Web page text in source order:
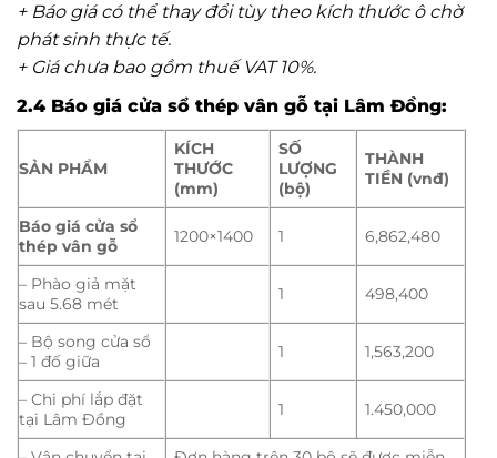
+ Báo giá có thể thay đổi tùy theo kích thước ô chờ
phát sinh thực tế.
+ Giá chưa bao gồm thuế VAT 10%.
2.4 Báo giá cửa sổ thép vân gỗ tại Lâm Đồng:
SẢN PHẨM
KÍCH
THƯỚC
(mm)
SỐ
LƯỢNG
(bộ)
THÀNH
TIỀN (vnđ)
Báo giá cửa sổ
thép vân gỗ
1200×1400 1 6,862,480
– Phào giả mặt
sau 5.68 mét
1 498,400
– Bộ song cửa sổ
– 1 đố giữa
1 1,563,200
– Chi phí lắp đặt
tại Lâm Đồng
1 1.450,000